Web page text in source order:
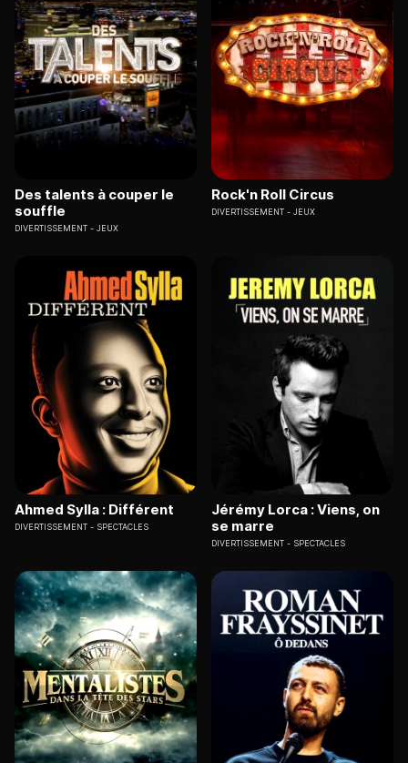
Des talents à couper le
souffle
DIVERTISSEMENT JEUX
Rock'n Roll Circus
DIVERTISSEMENT JEUX
Ahmed Sylla : Différent
DIVERTISSEMENT SPECTACLES
Jérémy Lorca : Viens, on
se marre
DIVERTISSEMENT SPECTACLES